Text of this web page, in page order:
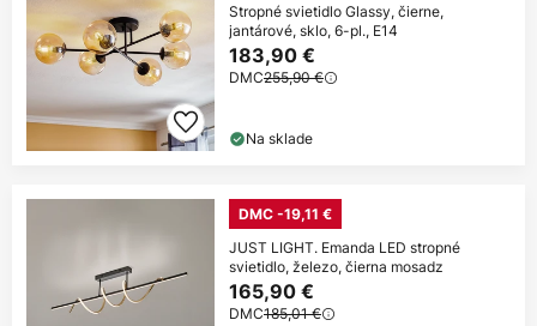
Stropné svietidlo Glassy, čierne,
jantárové, sklo, 6-pl., E14
183,90 €
DMC255,90 €
Na sklade
DMC -19,11 €
JUST LIGHT. Emanda LED stropné
svietidlo, železo, čierna mosadz
165,90 €
DMC185,01 €